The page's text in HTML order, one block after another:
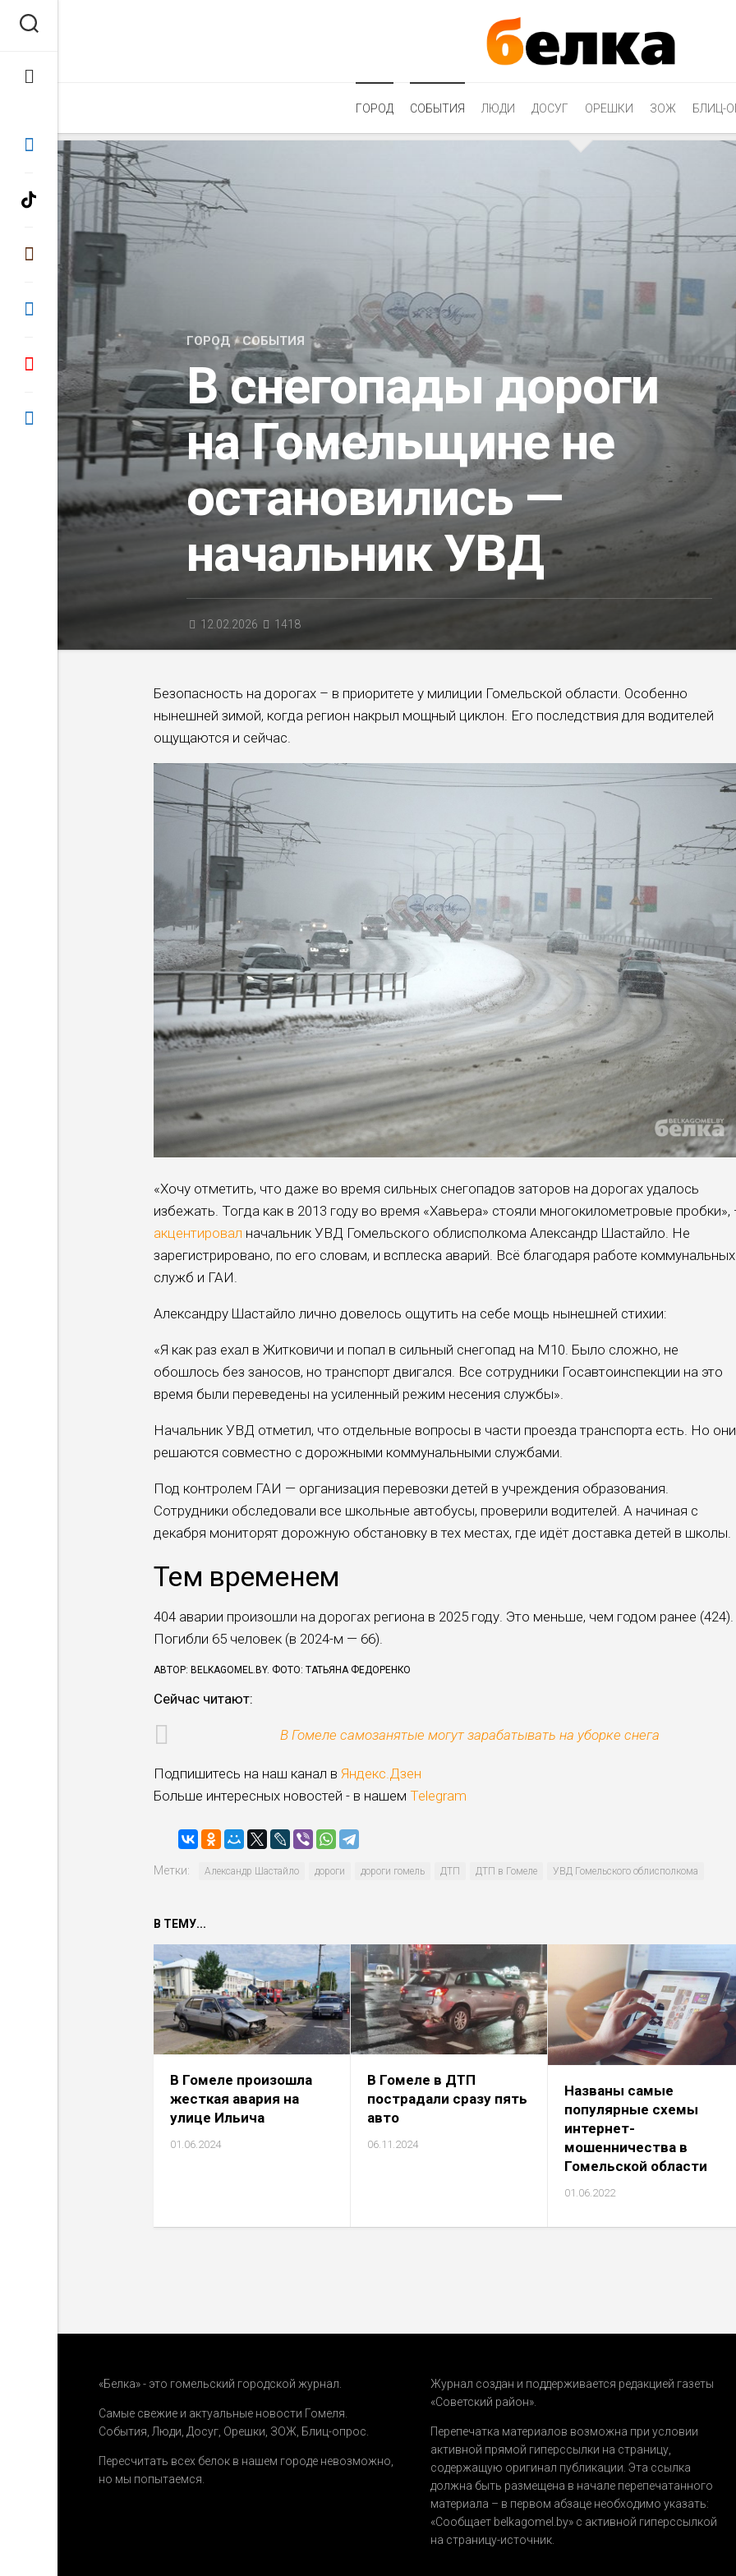
ГОРОД СОБЫТИЯ ЛЮДИ ДОСУГ ОРЕШКИ ЗОЖ БЛИЦ-
ГОРОД/СОБЫТИЯ
В снегопады дороги
на Гомельщине не
остановились —
начальник УВД
12.02.2026 1418
Безопасность на дорогах – в приоритете у милиции Гомельской области. Особенно
нынешней зимой, когда регион накрыл мощный циклон. Его последствия для водителей
ощущаются и сейчас.
«Хочу отметить, что даже во время сильных снегопадов зато­ров на дорогах удалось
избежать. Тог­да как в 2013 году во время «Хавьера» стоя­ли многокилометровые проб­ки»,
акцентировал началь­ник УВД Гомельского облисполкома Александр Шастайло. Не
зарегистрировано, по его словам, и всплеска аварий. Всё благодаря работе коммунальных
служб и ГАИ.
Александру Шастайло лично довелось ощутить на себе мощь нынешней стихии:
«Я как раз ехал в Житко­вичи и попал в сильный сне­гопад на М10. Было слож­но, не
обошлось без зано­сов, но транспорт двигался. Все сотрудники Госавтоинспекции на это
время были переведены на усиленный режим несения службы».
Начальник УВД отметил, что отдельные вопросы в ча­сти проезда транспорта есть. Но они
решаются совместно с дорожными коммунальны­ми службами.
Под контролем ГАИ — ор­ганизация перевозки детей в учреждения образования.
Сотрудники обследовали все школьные автобусы, прове­рили водителей. А начиная с
декабря мониторят дорож­ную обстановку в тех ме­стах, где идёт доставка де­тей в школы.
Тем временем
404 аварии произошли на дорогах реги­она в 2025 году. Это меньше, чем годом ранее (424).
По­гибли 65 человек (в 2024-м — 66).
АВТОР: BELKAGOMEL.BY. ФОТО: ТАТЬЯНА ФЕДОРЕНКО
Сейчас читают:
В Гомеле самозанятые могут зарабатывать на уборке снега
Подпишитесь на наш канал в Яндекс.Дзен
Больше интересных новостей - в нашем Telegram
Метки: Александр Шастайло дороги дороги гомель ДТП ДТП в Гомеле УВД Гомельского облисполкома
В ТЕМУ...
В Гомеле произошла
жесткая авария на
улице Ильича
01.06.2024
В Гомеле в ДТП
пострадали сразу пять
авто
06.11.2024
Названы самые
популярные схемы
интернет-
мошенничества в
Гомельской области
01.06.2022
«Белка» - это гомельский городской журнал.
Самые свежие и актуальные новости Гомеля.
События Люди Досуг Орешки ЗОЖ Блиц-опрос
Пересчитать всех белок в нашем городе невозможно,
но мы попытаемся.
Журнал создан и поддерживается редакцией газеты
«Советский район».
Перепечатка материалов возможна при условии
активной прямой гиперссылки на страницу,
содержащую оригинал публикации. Эта ссылка
должна быть размещена в начале перепечатанного
материала – в первом абзаце необходимо указать:
«Сообщает belkagomel.by»с активной гиперссылкой
на страницу-источник.